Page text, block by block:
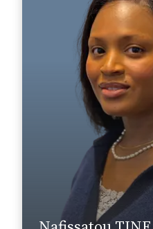
Droit du
+32 2 894 92 50